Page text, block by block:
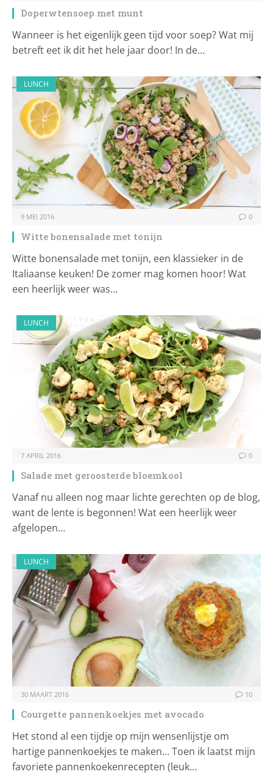
Doperwtensoep met munt
Wanneer is het eigenlijk geen tijd voor soep? Wat mij
betreft eet ik dit het hele jaar door! In de…
LUNCH
9 MEI 2016 0
Witte bonensalade met tonijn
Witte bonensalade met tonijn, een klassieker in de
Italiaanse keuken! De zomer mag komen hoor! Wat
een heerlijk weer was…
LUNCH
7 APRIL 2016 0
Salade met geroosterde bloemkool
Vanaf nu alleen nog maar lichte gerechten op de blog,
want de lente is begonnen! Wat een heerlijk weer
afgelopen…
LUNCH
30 MAART 2016 10
Courgette pannenkoekjes met avocado
Het stond al een tijdje op mijn wensenlijstje om
hartige pannenkoekjes te maken… Toen ik laatst mijn
favoriete pannenkoekenrecepten (leuk…